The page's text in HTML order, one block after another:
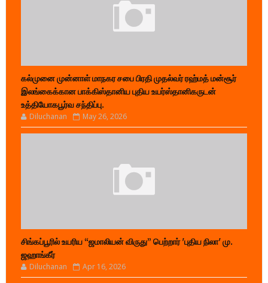
கல்முனை முன்னாள் மாநகர சபை பிரதி முதல்வர் ரஹ்மத் மன்சூர்
இலங்கைக்கான பாக்கிஸ்தானிய புதிய உயர்ஸ்தானிகருடன்
உத்தியோகபூர்வ சந்திப்பு.
Diluchanan May 26, 2026
சிங்கப்பூரில் உயரிய “ஜமாலியன் விருது” பெற்றார் 'புதிய நிலா' மு.
ஜஹாங்கீர்
Diluchanan Apr 16, 2026